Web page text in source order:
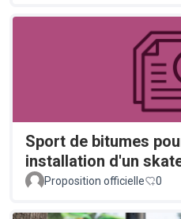
Sport de bitumes
installation d'un
Proposition officielle 0